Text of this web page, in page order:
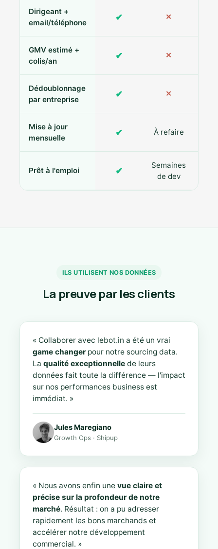
Dirigeant +
email/téléphone
✔ ✕
GMV estimé +
colis/an
✔ ✕
Dédoublonnage
par entreprise
✔ ✕
Mise à jour
mensuelle
✔ À refaire
Prêt à l'emploi ✔
Semaines
de dev
ILS UTILISENT NOS DONNÉES
La preuve par les clients
« Collaborer avec lebot.in a été un vrai
game changer pour notre sourcing data.
La qualité exceptionnelle de leurs
données fait toute la différence — l'impact
sur nos performances business est
immédiat. »
Jules Maregiano
Growth Ops · Shipup
« Nous avons enfin une vue claire et
précise sur la profondeur de notre
marché. Résultat : on a pu adresser
rapidement les bons marchands et
accélérer notre développement
commercial. »